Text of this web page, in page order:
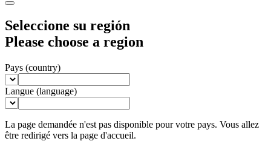
Seleccione su región
Please choose a region
Pays (country)
Langue (language)
La page demandée n'est pas disponible pour votre pays. Vous allez
être redirigé vers la page d'accueil.